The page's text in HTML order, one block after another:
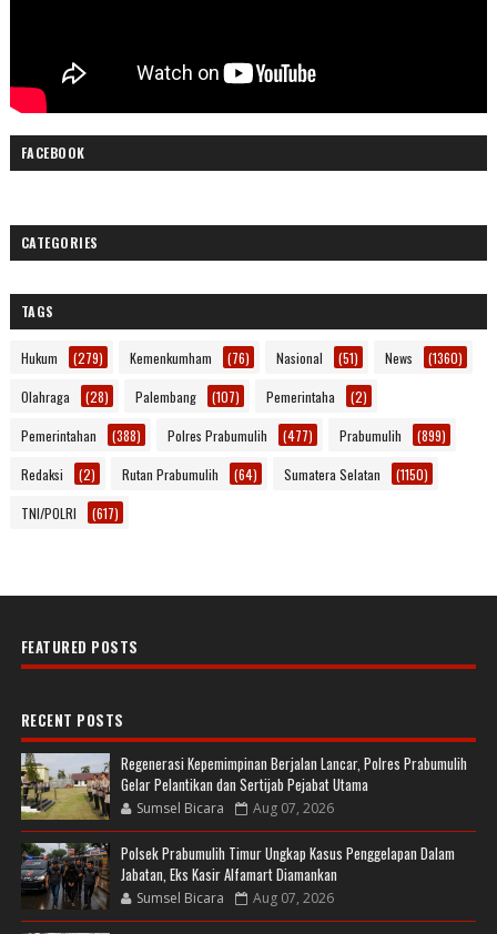
FACEBOOK
CATEGORIES
TAGS
Hukum (279) Kemenkumham (76) Nasional (51) News (1360)
Olahraga (28) Palembang (107) Pemerintaha (2)
Pemerintahan (388) Polres Prabumulih (477) Prabumulih (899)
Redaksi (2) Rutan Prabumulih (64) Sumatera Selatan (1150)
TNI/POLRI (617)
FEATURED POSTS
RECENT POSTS
Regenerasi Kepemimpinan Berjalan Lancar, Polres Prabumulih
Gelar Pelantikan dan Sertijab Pejabat Utama
Sumsel Bicara Aug 07, 2026
Polsek Prabumulih Timur Ungkap Kasus Penggelapan Dalam
Jabatan, Eks Kasir Alfamart Diamankan
Sumsel Bicara Aug 07, 2026